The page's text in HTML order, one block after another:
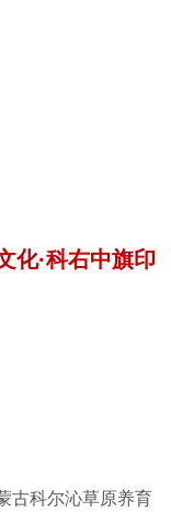
化·科右中旗印
古科尔沁草原养育